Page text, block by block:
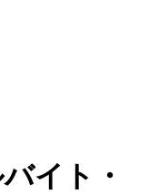
イト・